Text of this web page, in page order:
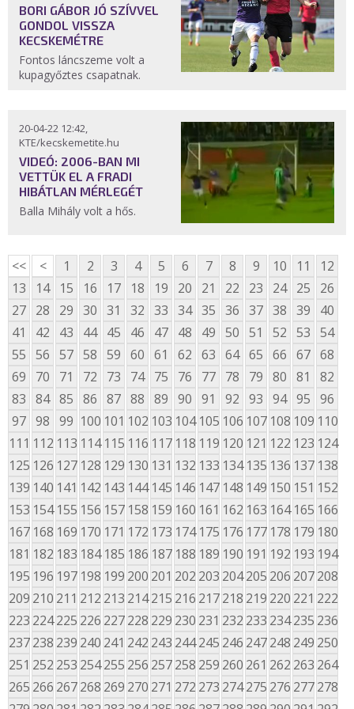
BORI GÁBOR JÓ SZÍVVEL
GONDOL VISSZA
KECSKEMÉTRE
Fontos láncszeme volt a
kupagyőztes csapatnak.
20-04-22 12:42,
KTE/kecskemetite.hu
VIDEÓ: 2006-BAN MI
VETTÜK EL A FRADI
HIBÁTLAN MÉRLEGÉT
Balla Mihály volt a hős.
<< < 1 2 3 4 5 6 7 8 9 10 11
12
13
14 15 16 17 18 19 20 21 22 23 24 25
26
27 28 29 30 31 32 33 34 35 36 37 38 39
40
41
42 43 44 45 46 47 48 49 50 51 52 53 54
55 56 57 58 59 60 61 62 63 64 65 66 67 68
69
70 71 72 73 74 75 76 77 78 79 80 81
82
83 84 85 86 87 88 89 90 91 92 93 94 95 96
97 98 99 100 101 102 103 104 105 106 107 108 109 110
111 112 113 114 115 116 117 118 119 120 121 122 123 124
125 126 127 128 129 130 131 132 133 134 135 136 137 138
139 140 141 142 143 144 145 146 147 148 149 150 151 152
153 154 155 156 157 158 159 160 161 162 163 164 165 166
167 168 169 170 171 172 173 174 175 176 177 178 179 180
181 182 183 184 185 186 187 188 189 190 191 192 193 194
195 196 197 198 199 200 201 202 203 204205 206 207208
209 210 211 212 213 214215 216 217218 219 220 221 222
223 224225 226 227228 229 230 231 232 233 234235 236
237238 239 240 241 242 243 244245 246 247248 249 250
251 252 253 254255 256 257258 259 260 261 262 263 264
265 266 267268 269 270 271 272 273 274275 276 277278